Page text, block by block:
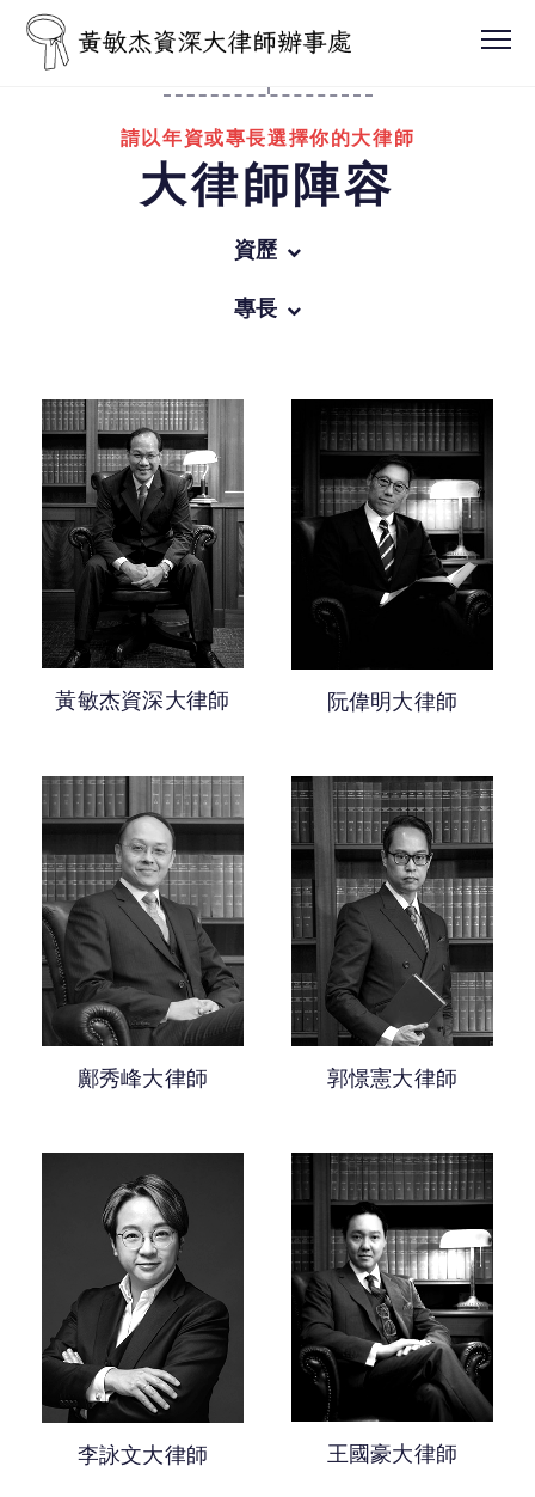
請以年資或專長選擇你的大律師
大律師陣容
資歷
所有
資深大律師
越15年獲認許年資的大律師
越10年獲認許年資的大律師
越5年獲認許年資的大律師
0-5年獲認許年資的大律師
專長
一般刑事訴訟
民事訴訟
司法覆核及其他公共法訴訟
人身傷害及僱員補償
調解及替代糾紛解決
航運訴訟
紀律聆訊
死因研訊
黃敏杰資深大律師 阮偉明大律師
鄺秀峰大律師 郭憬憲大律師
李詠文大律師 王國豪大律師